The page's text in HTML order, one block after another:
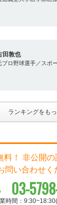
田敦也
プロ野球選手／スポ
ランキングをも
料！ 非公開の
問い合わせく
03-
時間：